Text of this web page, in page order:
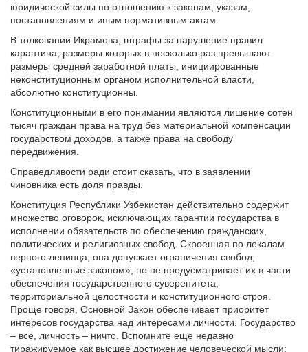
юридической силы по отношению к законам, указам,
постановлениям и иным нормативным актам.
В толковании Икрамова, штрафы за нарушение правил
карантина, размеры которых в несколько раз превышают
размеры средней заработной платы, инициированные
неконституционным органом исполнительной власти,
абсолютно конституционны.
Конституционными в его понимании являются лишение сотен
тысяч граждан права на труд без материальной компенсации
государством доходов, а также права на свободу
передвижения.
Справедливости ради стоит сказать, что в заявлении
чиновника есть доля правды.
Конституция Республики Узбекистан действительно содержит
множество оговорок, исключающих гарантии государства в
исполнении обязательств по обеспечению гражданских,
политических и религиозных свобод. Скроенная по лекалам
верного ленинца, она допускает ограничения свобод,
«установленные законом», но не предусматривает их в части
обеспечения государственного суверенитета,
территориальной целостности и конституционного строя.
Проще говоря, Основной Закон обеспечивает приоритет
интересов государства над интересами личности. Государство
– всё, личность – ничто. Вспомните еще недавно
тиражируемое как высшее достижение человеческой мысли: